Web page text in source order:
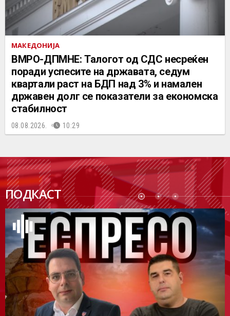
МАКЕДОНИЈА
ВМРО-ДПМНЕ: Талогот од СДС несреќен
поради успесите на државата, седум
квартали раст на БДП над 3% и намален
државен долг се показатели за економска
стабилност
08.08.2026. 10:29
ПОДКАСТ
ПОДК
АСТ